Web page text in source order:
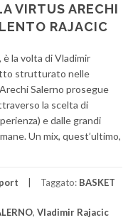
VIRTUS ARECHI
RAJACIC
la volta di Vladimir
strutturato nelle
Salerno prosegue
la scelta di
e dalle grandi
Un mix, quest’ultimo,
Taggato: BASKET
, Vladimir Rajacic